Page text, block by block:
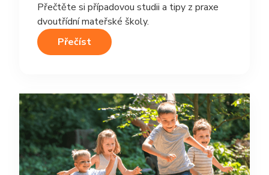
Přečtěte si případovou studii a tipy z praxe
dvoutřídní mateřské školy.
Přečíst